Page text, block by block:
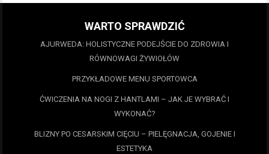
WARTO SPRAWDZIĆ
AJURWEDA: HOLISTYCZNE PODEJŚCIE DO ZDROWIA I
RÓWNOWAGI ŻYWIOŁÓW
PRZYKŁADOWE MENU SPORTOWCA
ĆWICZENIA NA NOGI Z HANTLAMI – JAK JE WYBRAĆ I
WYKONAĆ?
BLIZNY PO CESARSKIM CIĘCIU – PIELĘGNACJA, GOJENIE I
ESTETYKA